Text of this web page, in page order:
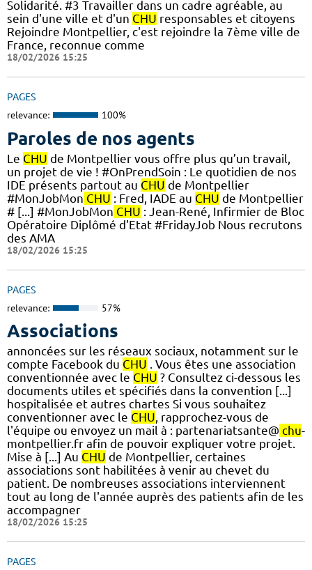
Solidarité. #3 Travailler dans un cadre agréable, au
sein d'une ville et d'un CHU responsables et citoyens
Rejoindre Montpellier, c'est rejoindre la 7ème ville de
France, reconnue comme
18/02/2026 15:25
PAGES
relevance: 100%
Paroles de nos agents
Le CHU de Montpellier vous offre plus qu’un travail,
un projet de vie ! #OnPrendSoin : Le quotidien de nos
IDE présents partout au CHU de Montpellier
#MonJobMon CHU : Fred, IADE au CHU de Montpellier
# [...] #MonJobMon CHU : Jean-René, Infirmier de Bloc
Opératoire Diplômé d'Etat #FridayJob Nous recrutons
des AMA
18/02/2026 15:25
PAGES
relevance: 57%
Associations
annoncées sur les réseaux sociaux, notamment sur le
compte Facebook du CHU . Vous êtes une association
conventionnée avec le CHU ? Consultez ci-dessous les
documents utiles et spécifiés dans la convention [...]
hospitalisée et autres chartes Si vous souhaitez
conventionner avec le CHU, rapprochez-vous de
l'équipe ou envoyez un mail à : partenariatsante@ chu-
montpellier.fr afin de pouvoir expliquer votre projet.
Mise à [...] Au CHU de Montpellier, certaines
associations sont habilitées à venir au chevet du
patient. De nombreuses associations interviennent
tout au long de l'année auprès des patients afin de les
accompagner
18/02/2026 15:25
PAGES